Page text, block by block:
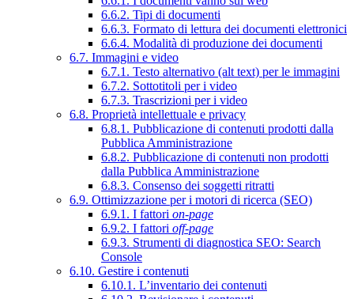
6.6.2. Tipi di documenti
6.6.3. Formato di lettura dei documenti elettronici
6.6.4. Modalità di produzione dei documenti
6.7. Immagini e video
6.7.1. Testo alternativo (alt text) per le immagini
6.7.2. Sottotitoli per i video
6.7.3. Trascrizioni per i video
6.8. Proprietà intellettuale e privacy
6.8.1. Pubblicazione di contenuti prodotti dalla
Pubblica Amministrazione
6.8.2. Pubblicazione di contenuti non prodotti
dalla Pubblica Amministrazione
6.8.3. Consenso dei soggetti ritratti
6.9. Ottimizzazione per i motori di ricerca (SEO)
6.9.1. I fattori on-page
6.9.2. I fattori off-page
6.9.3. Strumenti di diagnostica SEO: Search
Console
6.10. Gestire i contenuti
6.10.1. L’inventario dei contenuti